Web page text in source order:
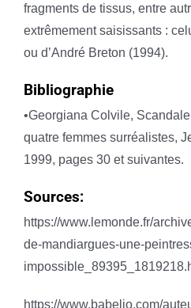
fragments de tissus, entre
extrêmement saisissants :
ou d’André Breton (1994).
Bibliographie
•Georgiana Colvile,
quatre femmes surréalistes,
1999, pages 30 et suivantes.
Sources:
https://www.lemonde.fr/
de-mandiargues-une-
https://www.babelio.com/